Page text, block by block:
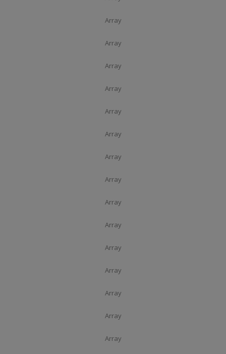
Array
Array
Array
Array
Array
Array
Array
Array
Array
Array
Array
Array
Array
Array
Array